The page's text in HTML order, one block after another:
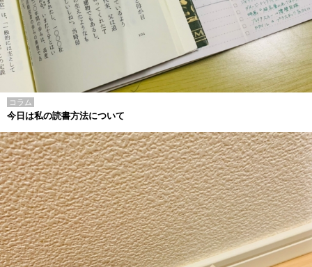
コラム
今日は私の読書方法について